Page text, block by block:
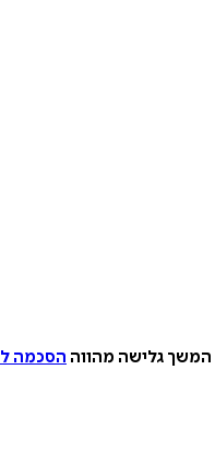
המשך גלישה מהווה הסכמה